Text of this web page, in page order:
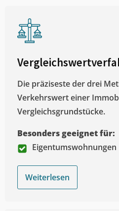
Die präziseste der drei
Verkehrswert einer
Vergleichsgrundstücke.
Besonders geeignet für:
Eigentumswohnungen
Weiterlesen